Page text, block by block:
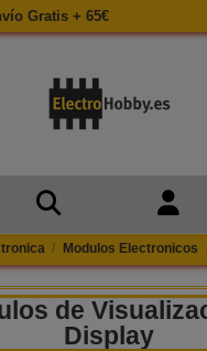
Gratis + 65€
Modulos Electronicos
de
Display